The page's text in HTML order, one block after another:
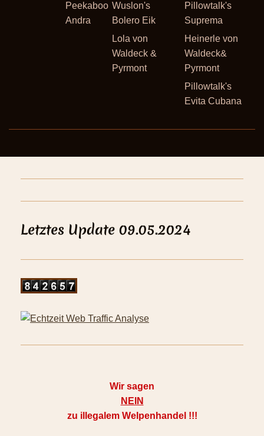
Peekaboo
Andra
Wuslon's
Bolero Eik
Pillowtalk's
Suprema
Lola von
Waldeck &
Pyrmont
Heinerle von
Waldeck&
Pyrmont
Pillowtalk's
Evita Cubana
Letztes Update 09.05.2024
Wir sagen
NEIN
zu illegalem Welpenhandel !!!